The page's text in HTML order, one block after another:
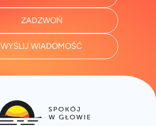
ZADZWOŃ
WYŚLIJ WIADOMOŚĆ